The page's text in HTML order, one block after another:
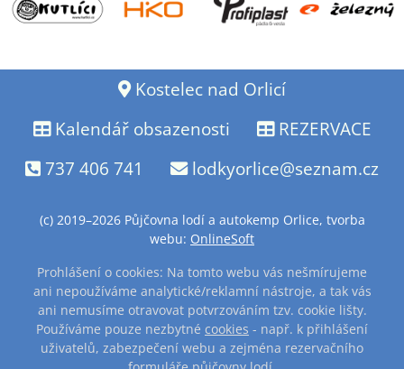
Kostelec nad Orlicí
Kalendář obsazenosti
REZERVACE
737 406 741
lodkyorlice@seznam.cz
(c) 2019–2026 Půjčovna lodí a autokemp Orlice, tvorba
webu: OnlineSoft
Prohlášení o cookies: Na tomto webu vás nešmírujeme
ani nepoužíváme analytické/reklamní nástroje, a tak vás
ani nemusíme otravovat potvrzováním tzv. cookie lišty.
Používáme pouze nezbytné cookies - např. k přihlášení
uživatelů, zabezpečení webu a zejména rezervačního